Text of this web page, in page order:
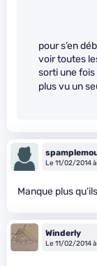
pour s’en
voir toutes
sorti une fois
plus vu un
Le 11/02/2014
Manque plus
Winderly
Le 11/02/2014 à